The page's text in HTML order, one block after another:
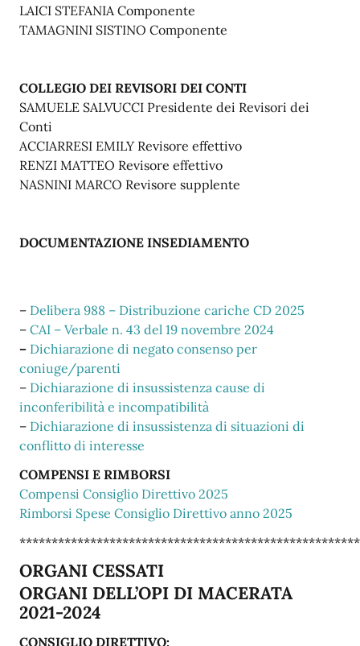
LAICI STEFANIA Componente
TAMAGNINI SISTINO Componente
COLLEGIO DEI REVISORI DEI CONTI
SAMUELE SALVUCCI Presidente dei Revisori dei
Conti
ACCIARRESI EMILY Revisore effettivo
RENZI MATTEO Revisore effettivo
NASNINI MARCO Revisore supplente
DOCUMENTAZIONE INSEDIAMENTO
– Delibera 988 – Distribuzione cariche CD 2025
– CAI – Verbale n. 43 del 19 novembre 2024
– Dichiarazione di negato consenso per
coniuge/parenti
– Dichiarazione di insussistenza cause di
inconferibilità e incompatibilità
– Dichiarazione di insussistenza di situazioni di
conflitto di interesse
COMPENSI E RIMBORSI
Compensi Consiglio Direttivo 2025
Rimborsi Spese Consiglio Direttivo anno 2025
ORGANI CESSATI
ORGANI DELL’OPI DI MACERATA
2021-2024
CONSIGLIO DIRETTIVO: